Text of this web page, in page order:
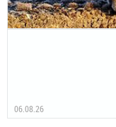
06.08.26